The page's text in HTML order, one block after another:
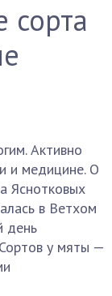
сорта
Активно
и медицине. О
Яснотковых
в Ветхом
день
у мяты —